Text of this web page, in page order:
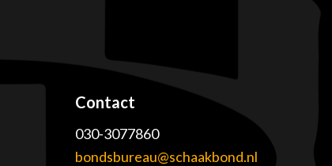
Contact
030-3077860
bondsbureau@schaakbond.nl